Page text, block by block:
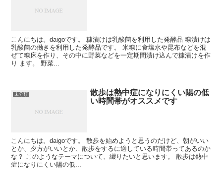
こんにちは。daigoです。 糠漬けは乳酸菌を利用した発酵品 糠漬けは
乳酸菌の働きを利用した発酵品です。 米糠に食塩水や昆布などを混
ぜて糠床を作り、その中に野菜などを一定期間漬け込んで糠漬けを作
り ます。 野菜...
未分類
散歩は熱中症になりにくい陽の低
い時間帯がオススメです
こんにちは。daigoです。 散歩を始めようと思うのだけど、朝がいい
とか、夕方がいいとか、散歩をするに適している時間帯ってあるのか
な？ このようなテーマについて、綴りたいと思います。 散歩は熱中
症になりにくい陽の低...